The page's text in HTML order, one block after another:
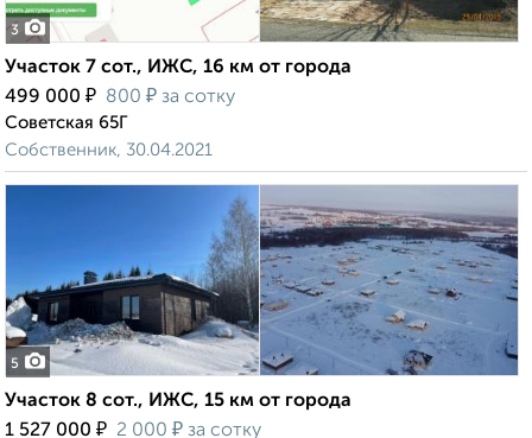
3
Участок 7 сот., ИЖС, 16 км от города
499 000 ₽ 800 ₽ за сотку
Советская 65Г
Собственник, 30.04.2021
5
Участок 8 сот., ИЖС, 15 км от города
1 527 000 ₽ 2 000 ₽ за сотку